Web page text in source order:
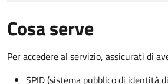
Cosa serve
Per accedere al servizio, assicurati di
SPID (sistema pubblico di identità